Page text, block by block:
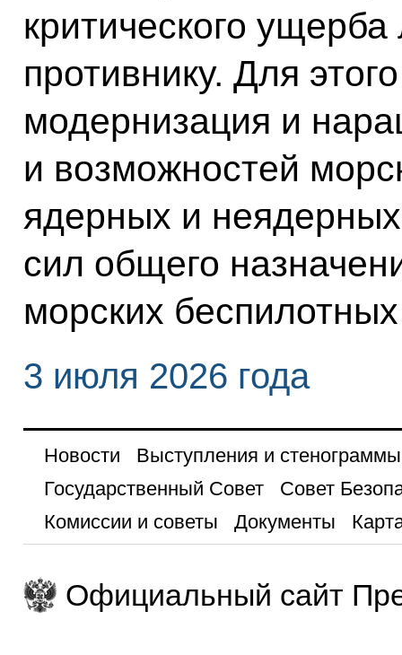
критического
противнику. Для
модернизация и
и возможностей
ядерных и
сил общего
морских
3 июля 2026 года
Новости
Выступления и стенограммы
Государственный Совет
Совет
Комиссии и советы
Документы
Официальный сайт